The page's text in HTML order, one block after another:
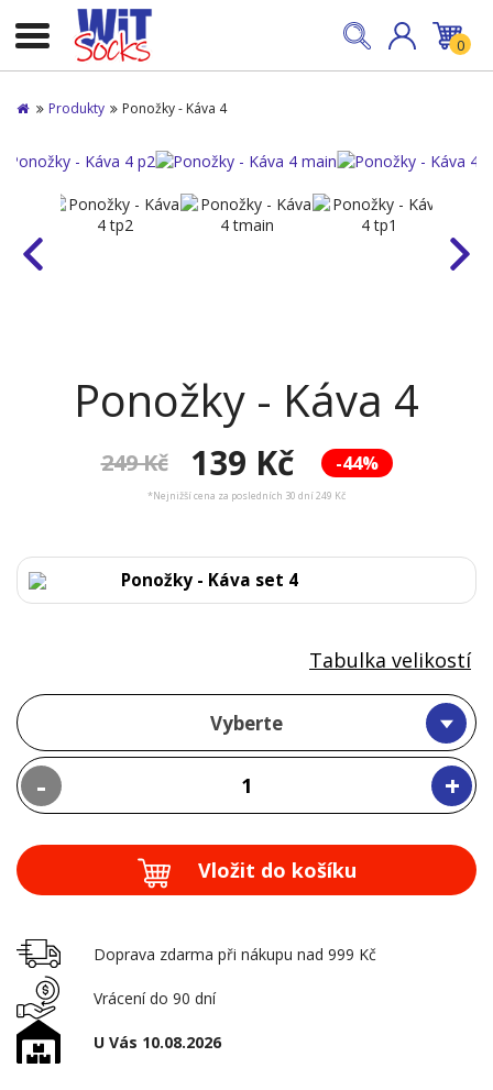
0
Produkty Ponožky - Káva 4
Ponožky - Káva 4
-44%
249 Kč 139 Kč
*Nejnižší cena za posledních 30 dní 249 Kč
Ponožky - Káva set 4
Vyberte
- +
Tabulka velikostí
Vložit do košíku
Doprava zdarma při nákupu nad 999 Kč
Vrácení do 90 dní
U Vás 10.08.2026